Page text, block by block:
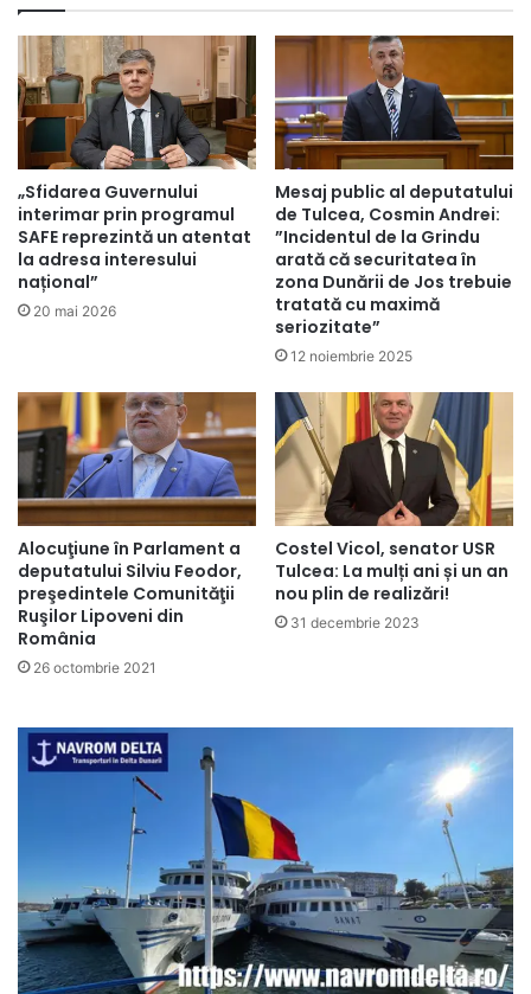
„Sfidarea Guvernului
interimar prin programul
SAFE reprezintă un atentat
la adresa interesului
național”
20 mai 2026
Mesaj public al deputatului
de Tulcea, Cosmin Andrei:
”Incidentul de la Grindu
arată că securitatea în
zona Dunării de Jos trebuie
tratată cu maximă
seriozitate”
12 noiembrie 2025
Alocuţiune în Parlament a
deputatului Silviu Feodor,
preşedintele Comunităţii
Ruşilor Lipoveni din
România
26 octombrie 2021
Costel Vicol, senator USR
Tulcea: La mulți ani și un an
nou plin de realizări!
31 decembrie 2023